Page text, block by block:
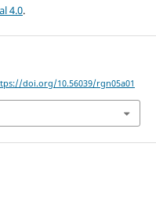
4.0.
doi.org/10.56039/rgn05a01